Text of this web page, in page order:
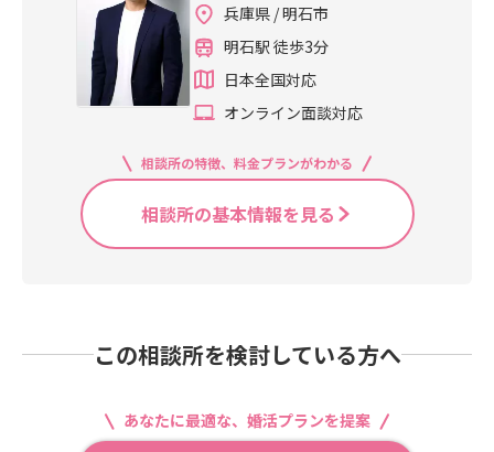
兵庫県 / 明石市
明石駅 徒歩3分
日本全国対応
オンライン面談対応
相談所の特徴、料金プランがわかる
相談所の基本情報を見る
この相談所を検討している方へ
あなたに最適な、婚活プランを提案